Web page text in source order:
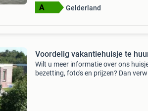
Gelderland
Voordelig vakantiehuisje te
Wilt u meer informatie over ons
bezetting, foto's en prijzen? Dan